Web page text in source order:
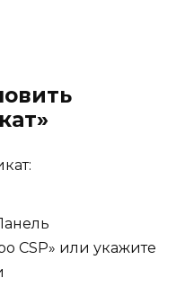
CSP» или укажите